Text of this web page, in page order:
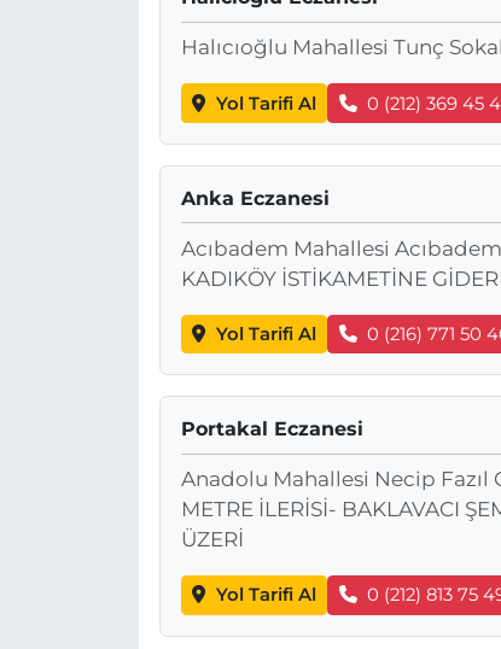
Halıcıoğlu Mahallesi Tunç
Yol Tarifi Al 0 (212) 369 45
Anka Eczanesi
Acıbadem Mahallesi
KADIKÖY İSTİKAMETİNE
Yol Tarifi Al 0 (216) 771 50
Portakal Eczanesi
Anadolu Mahallesi Necip Fazıl
METRE İLERİSİ- BAKLAVACI
ÜZERİ
Yol Tarifi Al 0 (212) 813 75